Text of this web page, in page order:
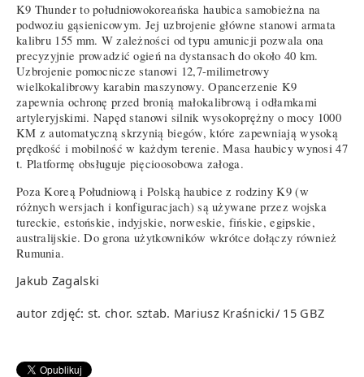
K9 Thunder to południowokoreańska haubica samobieżna na
podwoziu gąsienicowym. Jej uzbrojenie główne stanowi armata
kalibru 155 mm. W zależności od typu amunicji pozwala ona
precyzyjnie prowadzić ogień na dystansach do około 40 km.
Uzbrojenie pomocnicze stanowi 12,7-milimetrowy
wielkokalibrowy karabin maszynowy. Opancerzenie K9
zapewnia ochronę przed bronią małokalibrową i odłamkami
artyleryjskimi. Napęd stanowi silnik wysokoprężny o mocy 1000
KM z automatyczną skrzynią biegów, które zapewniają wysoką
prędkość i mobilność w każdym terenie. Masa haubicy wynosi 47
t. Platformę obsługuje pięcioosobowa załoga.
Poza Koreą Południową i Polską haubice z rodziny K9 (w
różnych wersjach i konfiguracjach) są używane przez wojska
tureckie, estońskie, indyjskie, norweskie, fińskie, egipskie,
australijskie. Do grona użytkowników wkrótce dołączy również
Rumunia.
Jakub Zagalski
autor zdjęć: st. chor. sztab. Mariusz Kraśnicki/ 15 GBZ